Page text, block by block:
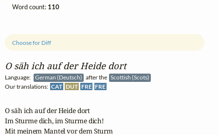
O säh ich auf der Heide dort
Language: German (Deutsch) after the Scottish (Scots)
Our translations: CAT DUT FRE FRE
Choose for Diff
O säh ich auf der Heide dort
Im Sturme dich, im Sturme dich!
Mit meinem Mantel vor dem Sturm
Word count: 110